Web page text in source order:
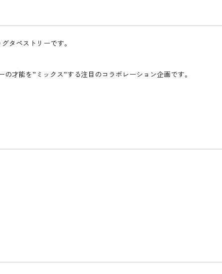
タペストリーです。
才能を”ミックス”する注目のコラボレーション企画です。